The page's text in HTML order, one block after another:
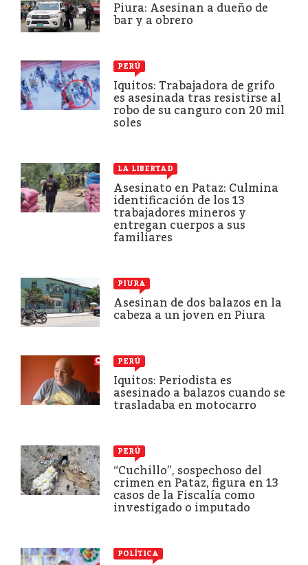
Piura: Asesinan a dueño de
bar y a obrero
PERÚ
Iquitos: Trabajadora de grifo
es asesinada tras resistirse al
robo de su canguro con 20 mil
soles
LA LIBERTAD
Asesinato en Pataz: Culmina
identificación de los 13
trabajadores mineros y
entregan cuerpos a sus
familiares
PIURA
Asesinan de dos balazos en la
cabeza a un joven en Piura
PERÚ
Iquitos: Periodista es
asesinado a balazos cuando se
trasladaba en motocarro
PERÚ
“Cuchillo”, sospechoso del
crimen en Pataz, figura en 13
casos de la Fiscalía como
investigado o imputado
POLÍTICA